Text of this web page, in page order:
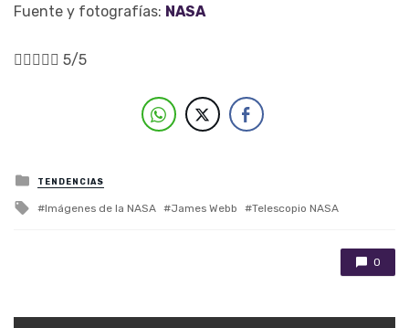
Fuente y fotografías: NASA
 5/5
Posted in
TENDENCIAS
Tagged with
Imágenes de la NASA James Webb Telescopio NASA
0